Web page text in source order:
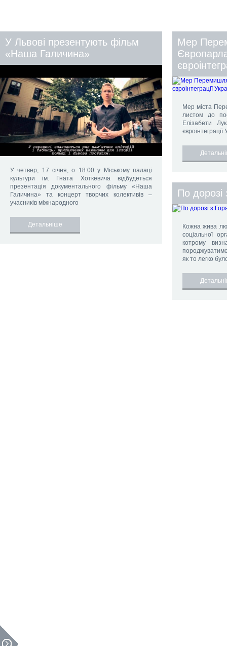
У Львові презентують фільм
«Наша Галичина»
У четвер, 17 січня, о 18:00 у Міському палаці
культури ім. Гната Хоткевича відбудеться
презентація документального фільму «Наша
Галичина» та концерт творчих колективів –
учасників міжнародного
Детальніше
Мер
Мер міста
листом до
Елізабети
євроінтеграції
По дорозі
Кожна жива
соціальної
котрому
як то легко